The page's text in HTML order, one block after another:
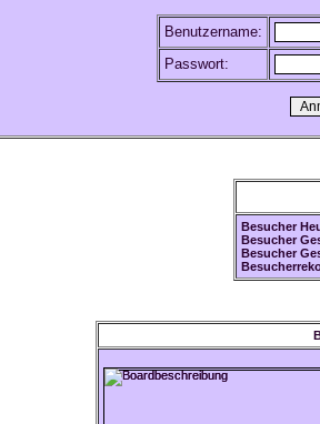
Benutzername:
Passwort:
Besucher
Besucher
Besucher